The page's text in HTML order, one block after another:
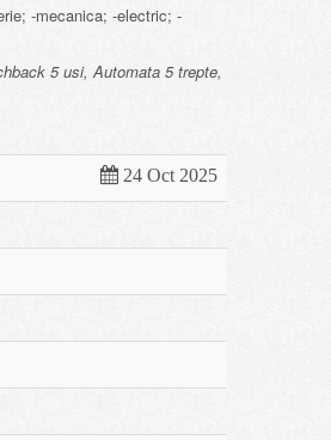
-mecanica; -electric; -
5 usi, Automata 5 trepte,
24 Oct 2025